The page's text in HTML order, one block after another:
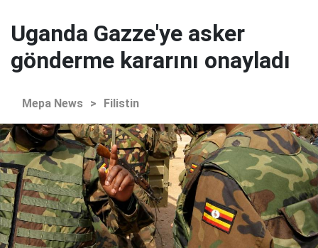
Uganda Gazze'ye asker
gönderme kararını onayladı
Mepa News > Filistin